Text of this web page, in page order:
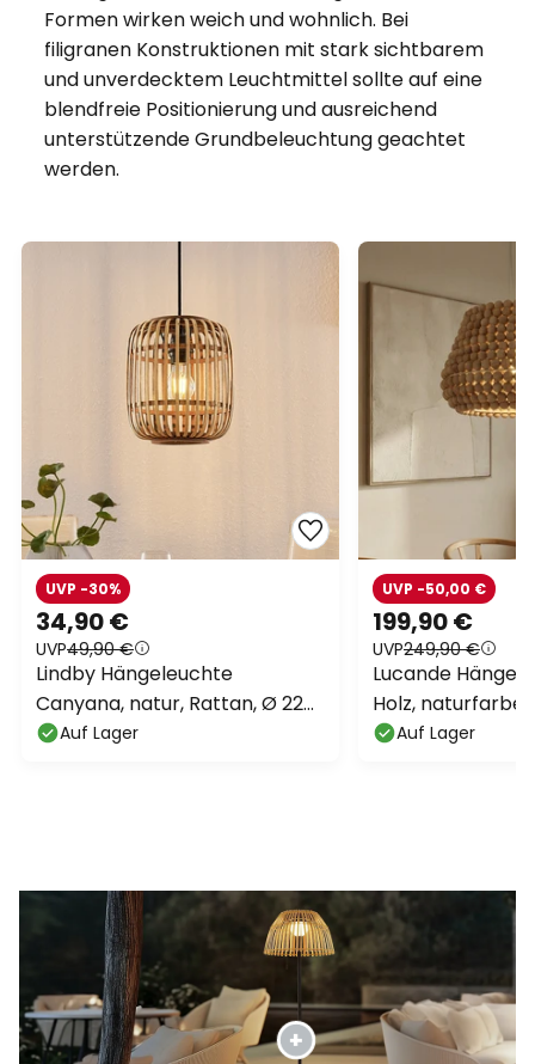
Formen wirken weich und wohnlich. Bei
filigranen Konstruktionen mit stark sichtbarem
und unverdecktem Leuchtmittel sollte auf eine
blendfreie Positionierung und ausreichend
unterstützende Grundbeleuchtung geachtet
werden.
34,90 €
UVP49,90 €
UVP -30%
Lindby Hängeleuchte
Canyana, natur, Rattan, Ø 22
cmAuf Lager
199,90 €
UVP249,90 €
UVP -50,00 €
Lucande
Holz,
Auf Lager